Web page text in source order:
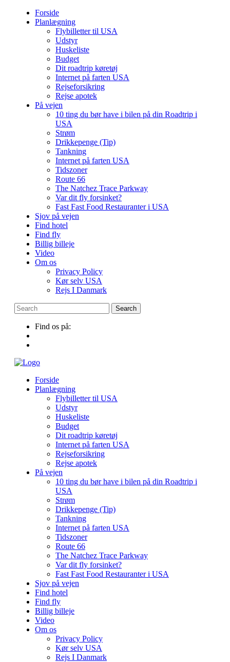
Forside
Planlægning
Flybilletter til USA
Udstyr
Huskeliste
Budget
Dit roadtrip køretøj
Internet på farten USA
Rejseforsikring
Rejse apotek
På vejen
10 ting du bør have i bilen på din Roadtrip i
USA
Strøm
Drikkepenge (Tip)
Tankning
Internet på farten USA
Tidszoner
Route 66
The Natchez Trace Parkway
Var dit fly forsinket?
Fast Fast Food Restauranter i USA
Sjov på vejen
Find hotel
Find fly
Billig billeje
Video
Om os
Privacy Policy
Kør selv USA
Rejs I Danmark
Find os på:
Forside
Planlægning
Flybilletter til USA
Udstyr
Huskeliste
Budget
Dit roadtrip køretøj
Internet på farten USA
Rejseforsikring
Rejse apotek
På vejen
10 ting du bør have i bilen på din Roadtrip i
USA
Strøm
Drikkepenge (Tip)
Tankning
Internet på farten USA
Tidszoner
Route 66
The Natchez Trace Parkway
Var dit fly forsinket?
Fast Fast Food Restauranter i USA
Sjov på vejen
Find hotel
Find fly
Billig billeje
Video
Om os
Privacy Policy
Kør selv USA
Rejs I Danmark